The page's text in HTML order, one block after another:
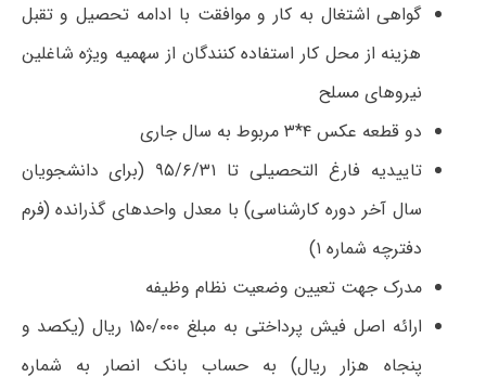
گواهی اشتغال به کار و موافقت با ادامه تحصیل و تقبل
هزینه از محل کار استفاده کنندگان از سهمیه ویژه شاغلین
نیروهای مسلح
دو قطعه عکس ۴*۳ مربوط به سال جاری
تاییدیه فارغ التحصیلی تا ۹۵/۶/۳۱ (برای دانشجویان
سال آخر دوره کارشناسی) با معدل واحدهای گذرانده (فرم
دفترچه شماره ۱)
مدرک جهت تعیین وضعیت نظام وظیفه
ارائه اصل فیش پرداختی به مبلغ ۱۵۰/۰۰۰ ریال (یکصد و
پنجاه هزار ریال) به حساب بانک انصار به شماره